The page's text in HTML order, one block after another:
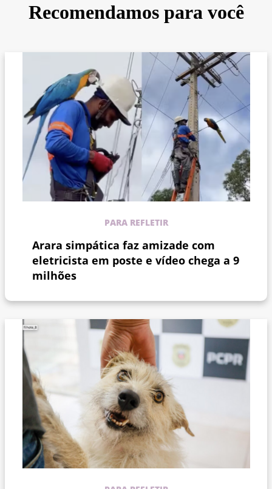
Recomendamos para você
PARA REFLETIR
Arara simpática faz amizade com
eletricista em poste e vídeo chega a 9
milhões